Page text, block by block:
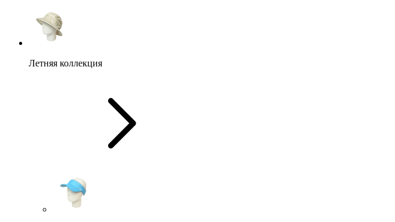
Летняя коллекция